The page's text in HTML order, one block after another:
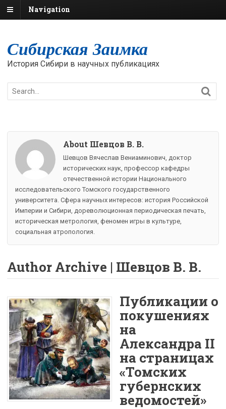
Navigation
Сибирская Заимка
История Сибири в научных публикациях
About Шевцов В. В.
Шевцов Вячеслав Вениаминович, доктор
исторических наук, профессор кафедры
отечественной истории Национального
исследовательского Томского государственного
университета. Сфера научных интересов: история Российской
Империи и Сибири, дореволюционная периодическая печать,
историческая метрология, феномен игры в культуре,
социальная атропология.
Author Archive | Шевцов В. В.
Публикации о
покушениях
на
Александра II
на страницах
«Томских
губернских
ведомостей»